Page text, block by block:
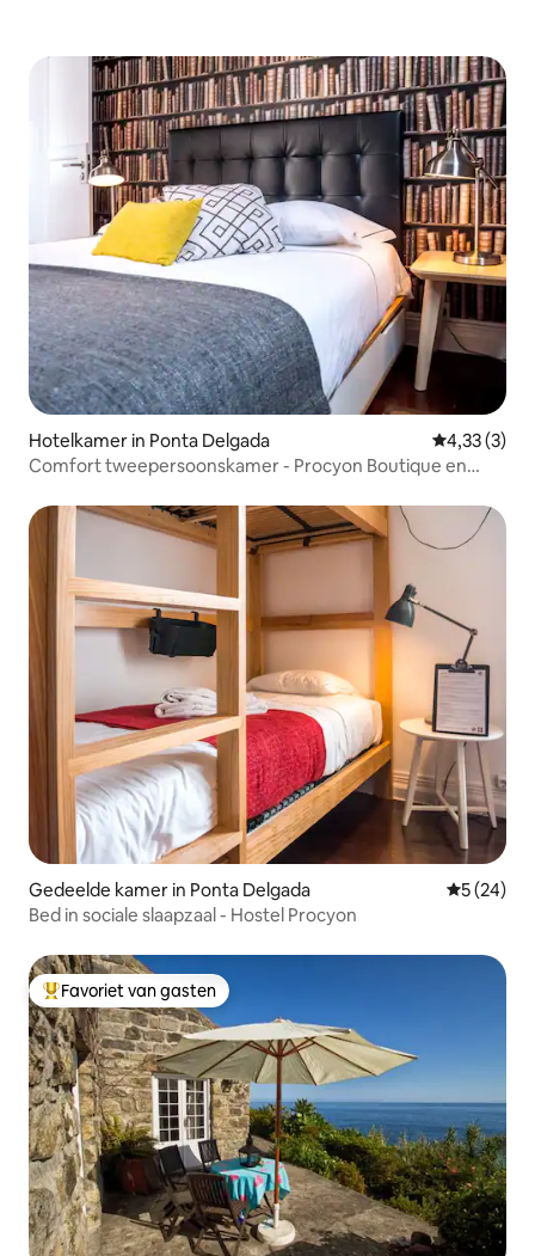
Hotelkamer in Ponta Delgada
4,33 (3)
Comfort tweepersoonskamer - Procyon Boutique en
Gedeelde kamer in Ponta Delgada
5 (24)
Bed in sociale slaapzaal - Hostel Procyon
Topfavoriet van gasten
Favoriet van gasten